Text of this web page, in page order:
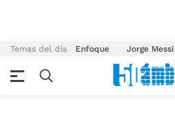
Temas del día Enfoque Jorge Messi